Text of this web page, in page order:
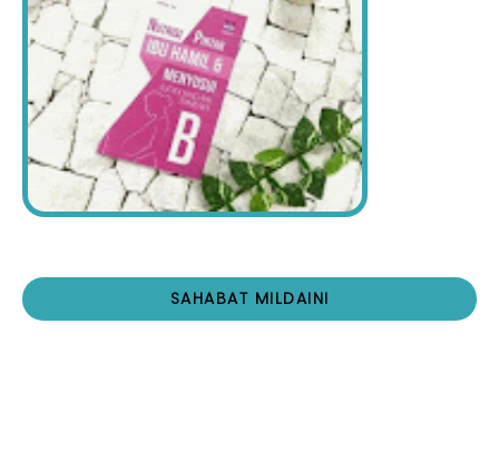
SAHABAT MILDAINI